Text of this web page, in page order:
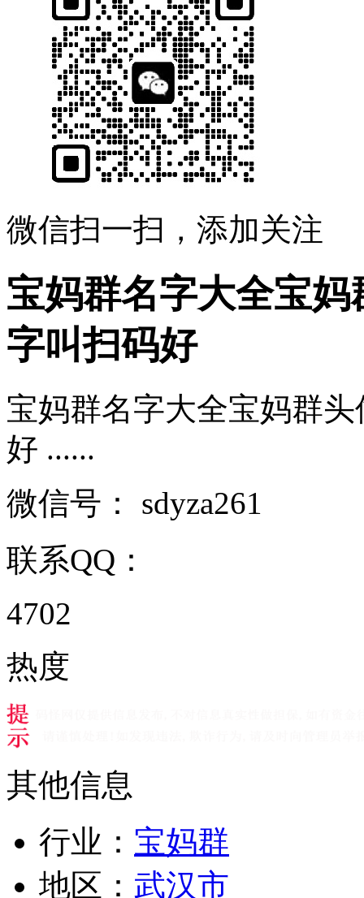
微信扫一扫，添加关注
宝妈群名字大全宝
字叫扫码好
宝妈群名字大全宝妈群
好 ......
微信号： sdyza261
联系QQ：
4702
热度
其他信息
行业： 宝妈群
地区： 武汉市